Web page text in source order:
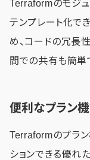
Terraformのモジュ
テンプレート化で
め、コードの冗長
間での共有も簡単
便利なプラン
Terraformのプラ
ションできる優れ